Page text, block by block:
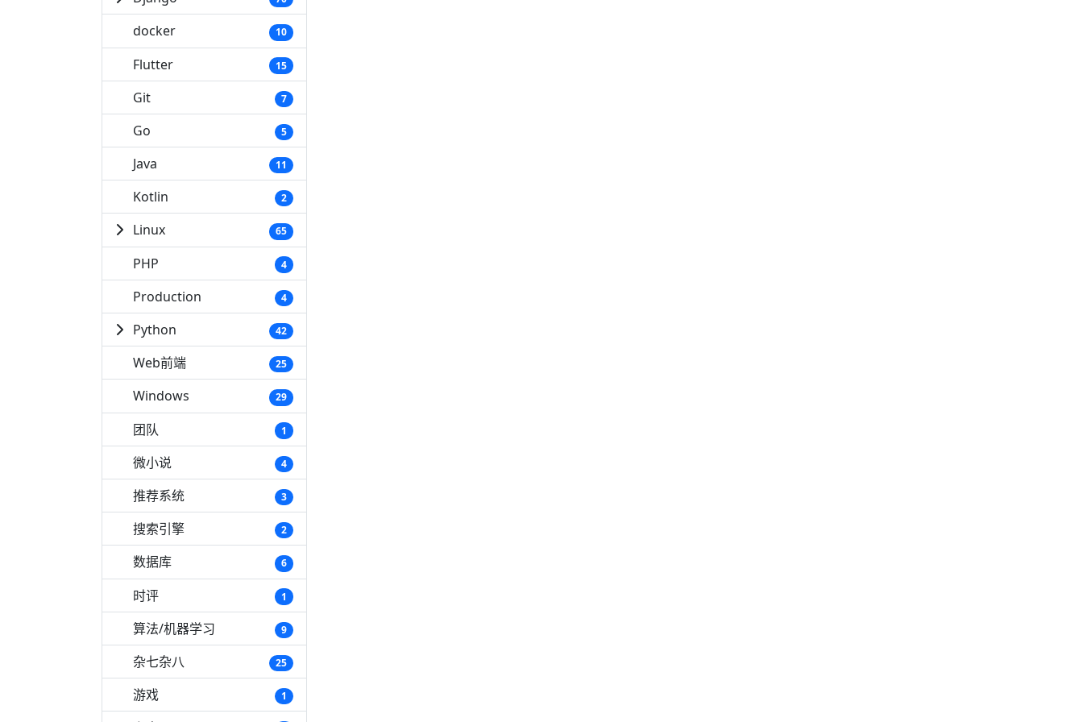
docker 10
Flutter 15
Git 7
Go 5
Java 11
Kotlin 2
Linux 65
PHP 4
Production 4
Python 42
Web前端 25
Windows 29
团队 1
微小说 4
推荐系统 3
搜索引擎 2
数据库 6
时评 1
算法/机器学习 9
杂七杂八 25
游戏 1